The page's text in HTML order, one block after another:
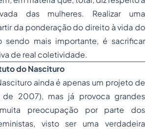
das mulheres. Realizar uma
da ponderação do direito à vida do
sendo mais importante, é sacrificar
de real coletividade.
do Nascituro
ainda é apenas um projeto de
2007), mas já provoca grandes
preocupação por parte dos
visto ser uma verdadeira